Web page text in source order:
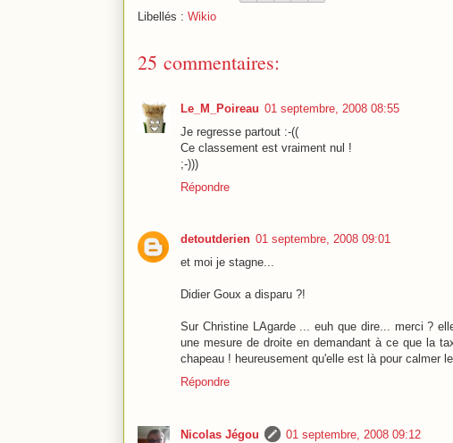
Libellés : Wikio
25 commentaires:
Le_M_Poireau 01 septembre, 2008 08:55
Je regresse partout :-((
Ce classement est vraiment nul !
;-)))
Répondre
detoutderien 01 septembre, 2008 09:01
et moi je stagne...
Didier Goux a disparu ?!
Sur Christine LAgarde ... euh que dire... merci ?
une mesure de droite en demandant à ce que la
chapeau ! heureusement qu'elle est là pour calmer
Répondre
Nicolas Jégou
01 septembre, 2008 09:12